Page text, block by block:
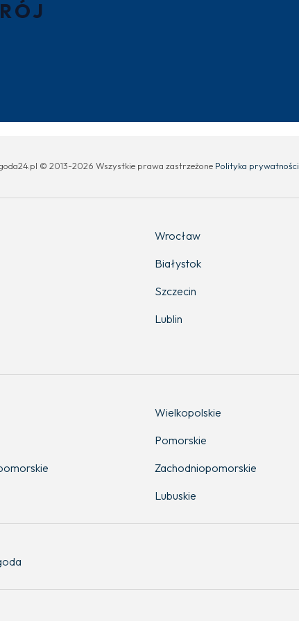
© 2013-2026 Wszystkie prawa zastrzeżone Polityka prywatności
Wrocław
Białystok
Szczecin
Lublin
Wielkopolskie
Pomorskie
Zachodniopomorskie
Lubuskie